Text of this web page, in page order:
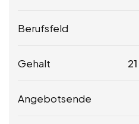
Berufsfeld
Gehalt 21
Angebotsende